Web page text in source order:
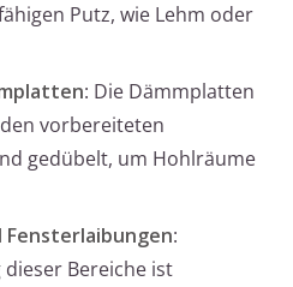
Putz, wie Lehm oder
: Die Dämmplatten
vorbereiteten
gedübelt, um Hohlräume
Fensterlaibungen:
Bereiche ist